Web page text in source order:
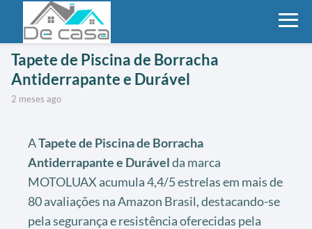
Tapete de Piscina de Borracha
Antiderrapante e Durável
2 meses ago
ATapete de Piscina de Borracha
Antiderrapante e Durávelda marca
MOTOLUAX acumula 4,4/5 estrelas em mais de
80 avaliações na Amazon Brasil, destacando-se
pela segurança e resistência oferecidas pela